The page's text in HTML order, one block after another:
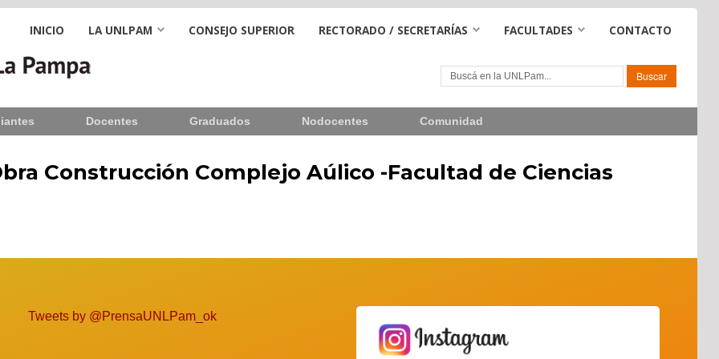
INICIO LA UNLPAM CONSEJO SUPERIOR RECTORADO / SECRETARÍAS FACULTADES CONTACTO
Docentes Graduados Nodocentes Comunidad
Construcción Complejo Aúlico -Facultad de Ciencias
Tweets by @PrensaUNLPam_ok